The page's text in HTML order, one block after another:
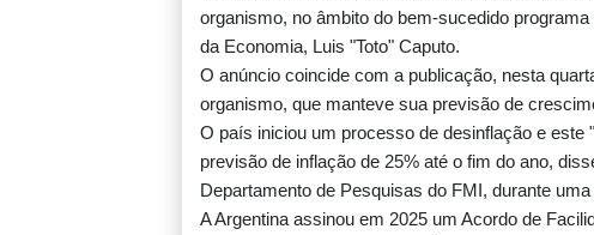
organismo, no âmbito do bem-sucedido
da Economia, Luis "Toto" Caputo.
O anúncio coincide com a publicação, nesta
organismo, que manteve sua previsão de
O país iniciou um processo de desinflação e
previsão de inflação de 25% até o fim do ano,
Departamento de Pesquisas do FMI, durante
A Argentina assinou em 2025 um Acordo de